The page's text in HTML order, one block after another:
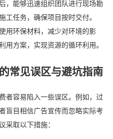
，能够迅速组织团队进行现场勘
工任务，确保项目按时交付。
用环保材料，减少对环境的影
用方案，实现资源的循环利用。
常见误区与避坑指南
者容易陷入一些误区。例如，过
盲目相信广告宣传而忽略实际考
采取以下措施：